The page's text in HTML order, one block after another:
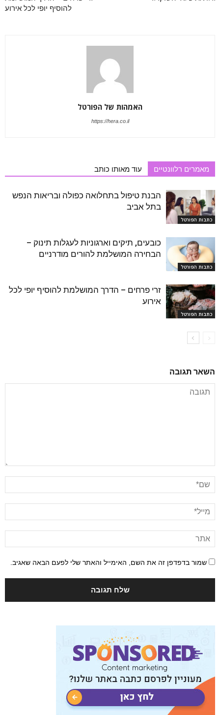
להוסיף יופי לכל אירוע
האמהות של הפורטל
https://hera.co.il
מאמרים רלוונטיים עוד מאותו כותב
כתבות הפורטל
הבנת טיפול בתחלואה כפולה ובריאות הנפש
בתל אביב
כתבות הפורטל
כובעים, תיקים וארגוניות לעגלות תינוק –
הבחירה המושלמת להורים מודרניים
כתבות הפורטל
זרי פרחים – הדרך המושלמת להוסיף יופי לכל
אירוע
השאר תגובה
שמור בדפדפן זה את השם, האימייל והאתר שלי לפעם הבאה שאגיב.